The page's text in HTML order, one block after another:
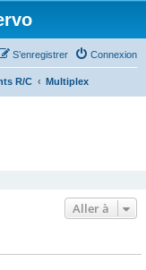
Connexion
S’enregistrer
R/C Multiplex
Aller à